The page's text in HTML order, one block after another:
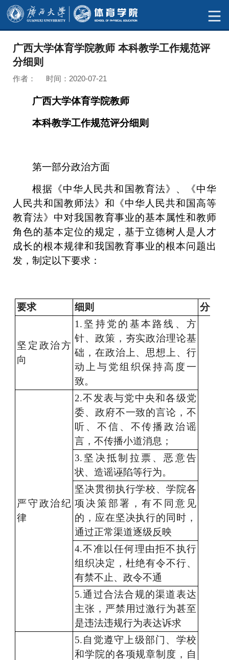
广西大学体育学院教师 本科教学工作规范评
分细则
作者： 时间：2020-07-21
广西大学体育学院教师
本科教学工作规范评分细则
第一部分政治方面
根据《中华人民共和国教育法》、《中华
人民共和国教师法》和《中华人民共和国高等
教育法》中对我国教育事业的基本属性和教师
角色的基本定位的规定，基于立德树人是人才
成长的根本规律和我国教育事业的根本问题出
发，制定以下要求：
要求 细则 分值
坚定政治方
向
1.坚持党的基本路线、方
针、政策，夯实政治理论基
础，在政治上、思想上、行
动上与党组织保持高度一
致。
严守政治纪
律
2.不发表与党中央和各级党
委、政府不一致的言论，不
听、不信、不传播政治谣
言，不传播小道消息；
3.坚决抵制拉票、恶意告
状、造谣诬陷等行为。
坚决贯彻执行学校、学院各
项决策部署，有不同意见
的，应在坚决执行的同时，
通过正常渠道逐级反映
4.不准以任何理由拒不执行
组织决定，杜绝有令不行、
有禁不止、政令不通
5.通过合法合规的渠道表达
主张， 严禁用过激行为甚至
是违法违规行为表达诉求
5.自觉遵守上级部门、学校
和学院的各项规章制度，自